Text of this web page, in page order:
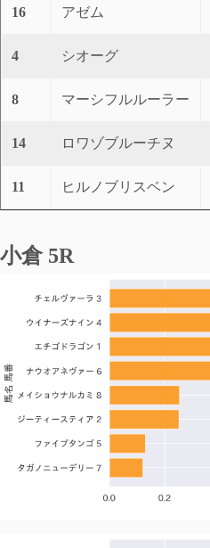
16 アゼム
4 シオーグ
8 マーシフルルーラー
14 ロワゾブルーチヌ
11 ヒルノブリスベン
小倉 5R